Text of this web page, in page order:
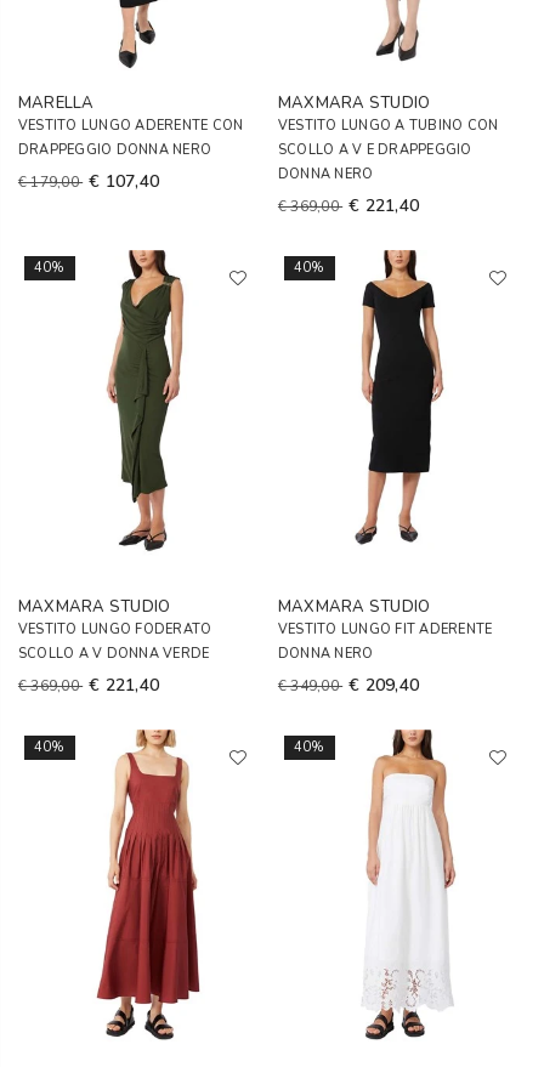
MARELLA
VESTITO LUNGO ADERENTE CON
DRAPPEGGIO DONNA NERO
€ 179,00 € 107,40
MAXMARA STUDIO
VESTITO LUNGO A TUBINO CON
SCOLLO A V E DRAPPEGGIO
DONNA NERO
€ 369,00 € 221,40
40%
MAXMARA STUDIO
VESTITO LUNGO FODERATO
SCOLLO A V DONNA VERDE
€ 369,00 € 221,40
40%
MAXMARA STUDIO
VESTITO LUNGO FIT ADERENTE
DONNA NERO
€ 349,00 € 209,40
40% 40%